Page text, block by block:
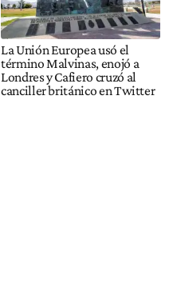
La Unión Europea usó el
término Malvinas, enojó a
Londres y Cafiero cruzó al
canciller británico en Twitter